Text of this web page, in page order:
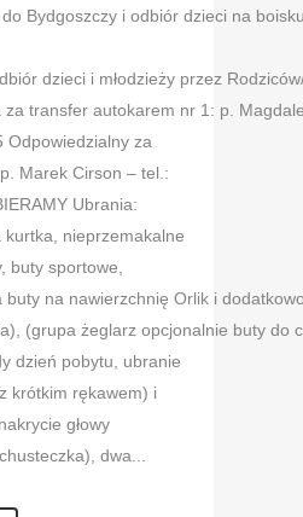
Bydgoszczy i odbiór dzieci na
dzieci i młodzieży przez
transfer autokarem nr 1: p.
Odpowiedzialny za
Marek Cirson – tel.:
Ubrania:
kurtka, nieprzemakalne
buty sportowe,
buty na nawierzchnię Orlik i
(grupa żeglarz opcjonalnie buty do
dzień pobytu, ubranie
krótkim rękawem) i
głowy
dwa...